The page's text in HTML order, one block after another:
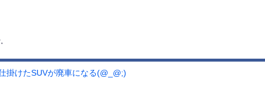
掛けたSUVが廃車になる(@_@;)